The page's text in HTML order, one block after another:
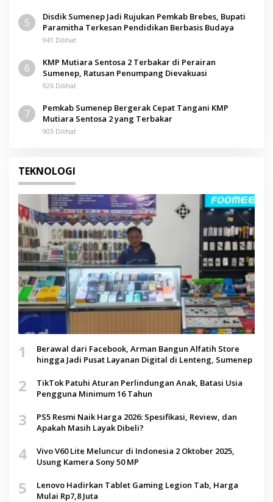
5
Disdik Sumenep Jadi Rujukan Pemkab Brebes, Bupati
Paramitha Terkesan Pendidikan Berbasis Budaya
941 Dilihat
6
KMP Mutiara Sentosa 2 Terbakar di Perairan
Sumenep, Ratusan Penumpang Dievakuasi
926 Dilihat
7
Pemkab Sumenep Bergerak Cepat Tangani KMP
Mutiara Sentosa 2 yang Terbakar
903 Dilihat
TEKNOLOGI
1
Berawal dari Facebook, Arman Bangun Alfatih Store
hingga Jadi Pusat Layanan Digital di Lenteng, Sumenep
2
TikTok Patuhi Aturan Perlindungan Anak, Batasi Usia
Pengguna Minimum 16 Tahun
3
PS5 Resmi Naik Harga 2026: Spesifikasi, Review, dan
Apakah Masih Layak Dibeli?
4
Vivo V60 Lite Meluncur di Indonesia 2 Oktober 2025,
Usung Kamera Sony 50 MP
5
Lenovo Hadirkan Tablet Gaming Legion Tab, Harga
Mulai Rp7,8 Juta